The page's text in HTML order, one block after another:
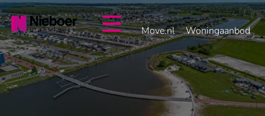
overslaan
Move.nl
Woningaanbod